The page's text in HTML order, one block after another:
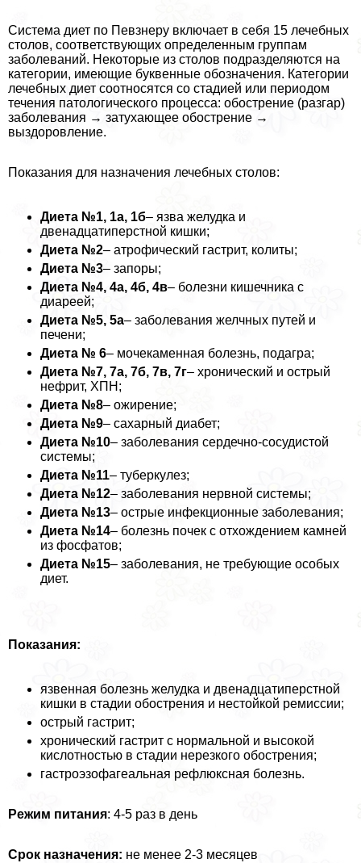
Система диет по Певзнеру включает в себя 15 лечебных
столов, соответствующих определенным группам
заболеваний. Некоторые из столов подразделяются на
категории, имеющие буквенные обозначения. Категории
лечебных диет соотносятся со стадией или периодом
течения патологического процесса: обострение (разгар)
заболевания → затухающее обострение →
выздоровление.
Показания для назначения лечебных столов:
Диета №1, 1а, 1б– язва желудка и
двенадцатиперстной кишки;
Диета №2– атрофический гастрит, колиты;
Диета №3– запоры;
Диета №4, 4а, 4б, 4в– болезни кишечника с
диареей;
Диета №5, 5а– заболевания желчных путей и
печени;
Диета № 6– мочекаменная болезнь, подагра;
Диета №7, 7а, 7б, 7в, 7г– хронический и острый
нефрит, ХПН;
Диета №8– ожирение;
Диета №9– сахарный диабет;
Диета №10– заболевания сердечно-сосудистой
системы;
Диета №11– туберкулез;
Диета №12– заболевания нервной системы;
Диета №13– острые инфекционные заболевания;
Диета №14– болезнь почек с отхождением камней
из фосфатов;
Диета №15– заболевания, не требующие особых
диет.
Показания:
язвенная болезнь желудка и двенадцатиперстной
кишки в стадии обострения и нестойкой ремиссии;
острый гастрит;
хронический гастрит с нормальной и высокой
кислотностью в стадии нерезкого обострения;
гастроэзофагеальная рефлюксная болезнь.
Режим питания: 4-5 раз в день
Срок назначения: не менее 2-3 месяцев